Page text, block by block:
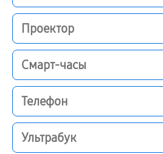
Проектор
Смарт-часы
Телефон
Ультрабук